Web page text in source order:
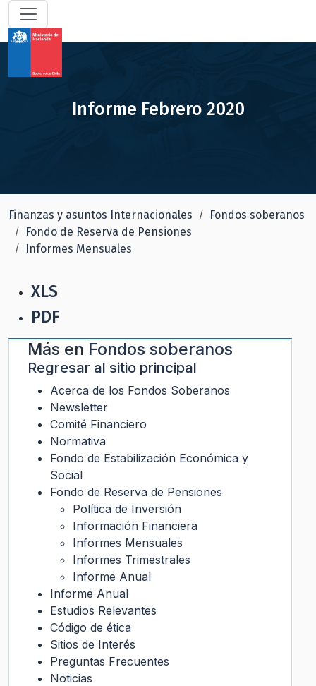
Informe Febrero 2020
Finanzas y asuntos Internacionales
Fondos soberanos
Fondo de Reserva de Pensiones
Informes Mensuales
XLS
PDF
Más en Fondos soberanos
Regresar al sitio principal
Acerca de los Fondos Soberanos
Newsletter
Comité Financiero
Normativa
Fondo de Estabilización Económica y
Social
Fondo de Reserva de Pensiones
Política de Inversión
Información Financiera
Informes Mensuales
Informes Trimestrales
Informe Anual
Informe Anual
Estudios Relevantes
Código de ética
Sitios de Interés
Preguntas Frecuentes
Noticias